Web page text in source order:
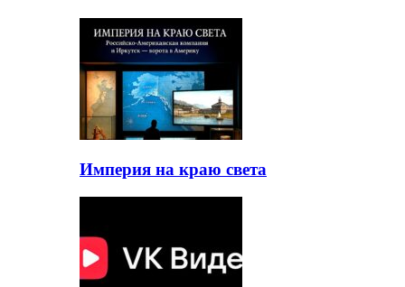
Империя на краю света